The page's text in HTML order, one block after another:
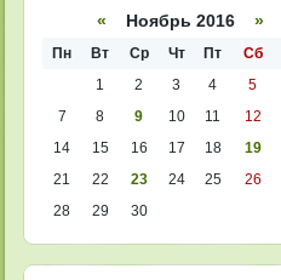
« Ноябрь 2016 »
Пн Вт Ср Чт Пт Сб
1
2 3 4 5
7
8 9 10 11 12
14
15 16 17 18 19
21
22 23 24 25 26
28
29 30